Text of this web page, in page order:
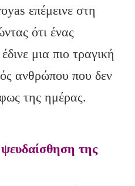
επέμεινε στη
ότι ένας
μια πιο τραγική
ανθρώπου που δεν
της ημέρας.
της